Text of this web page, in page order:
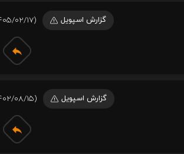
گزارش اسپویل (1405/02/17)
گزارش اسپویل (1402/08/15)